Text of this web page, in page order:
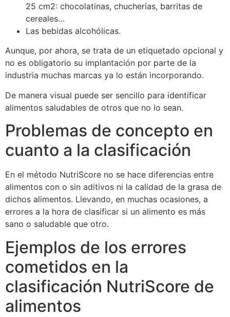
25 cm2: chocolatinas, chucherías, barritas de
cereales…
Las bebidas alcohólicas.
Aunque, por ahora, se trata de un etiquetado opcional y
no es obligatorio su implantación por parte de la
industria muchas marcas ya lo están incorporando.
De manera visual puede ser sencillo para identificar
alimentos saludables de otros que no lo sean.
Problemas de concepto en
cuanto a la clasificación
En el método NutriScore no se hace diferencias entre
alimentos con o sin aditivos ni la calidad de la grasa de
dichos alimentos. Llevando, en muchas ocasiones, a
errores a la hora de clasificar si un alimento es más
sano o saludable que otro.
Ejemplos de los errores
cometidos en la
clasificación NutriScore de
alimentos